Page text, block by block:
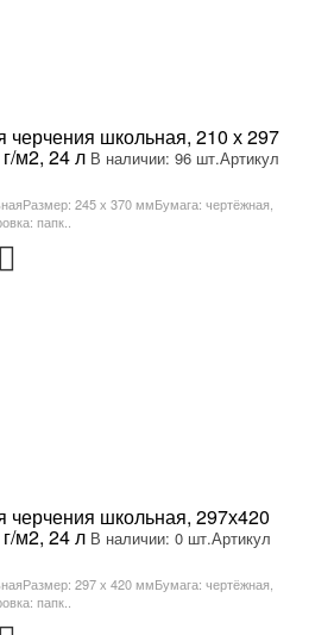
школьная, 210 х 297
м2, 24 л В наличии: 96 шт.Артикул
245 х 370 ммБумага: чертёжная,
папк..
школьная, 297х420
м2, 24 л В наличии: 0 шт.Артикул
297 х 420 ммБумага: чертёжная,
папк..